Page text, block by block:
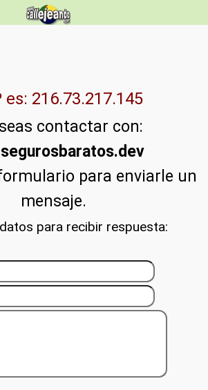
es: 216.73.217.145
contactar con:
para enviarle un
mensaje.
para recibir respuesta: